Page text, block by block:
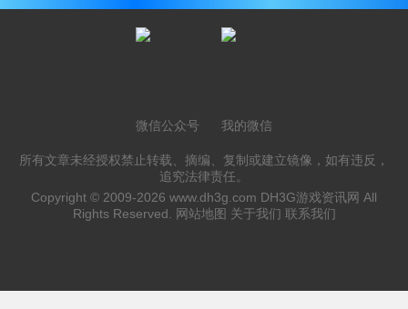
微信公众号 我的微信
所有文章未经授权禁止转载、摘编、复制或建立镜像，如有违反，
追究法律责任。
Copyright © 2009-2026 www.dh3g.com DH3G游戏资讯网 All
Rights Reserved.
网站地图 关于我们 联系我们